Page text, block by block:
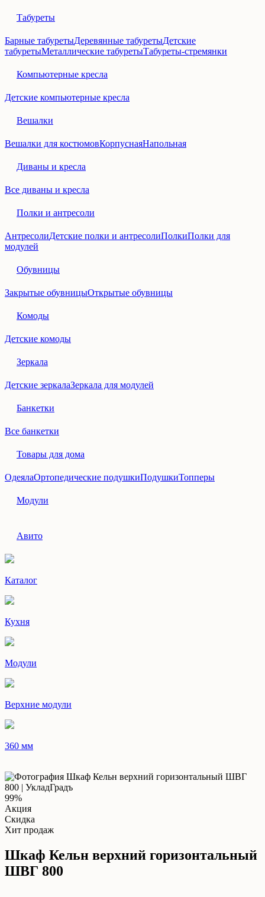
Табуреты
Барные табуретыДеревянные табуретыДетские
табуретыМеталлические табуретыТабуреты-стремянки
Компьютерные кресла
Детские компьютерные кресла
Вешалки
Вешалки для костюмовКорпуснаяНапольная
Диваны и кресла
Все диваны и кресла
Полки и антресоли
АнтресолиДетские полки и антресолиПолкиПолки для
модулей
Обувницы
Закрытые обувницыОткрытые обувницы
Комоды
Детские комоды
Зеркала
Детские зеркалаЗеркала для модулей
Банкетки
Все банкетки
Товары для дома
ОдеялаОртопедические подушкиПодушкиТопперы
Модули
Авито
Каталог
Кухня
Модули
Верхние модули
360 мм
99%
Акция
Скидка
Хит продаж
Шкаф Кельн верхний горизонтальный
ШВГ 800